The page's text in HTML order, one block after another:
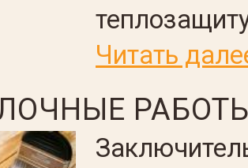
Читать